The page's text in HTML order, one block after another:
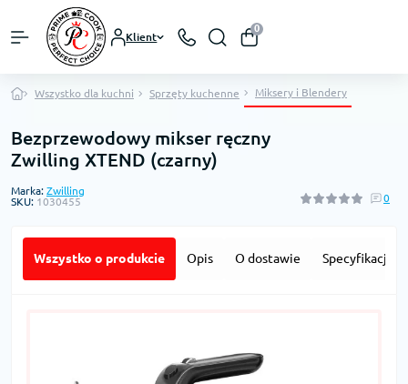
Klient
0
Wszystko dla kuchni Sprzęty kuchenne Miksery i Blendery
Bezprzewodowy mikser ręczny
Zwilling XTEND (czarny)
Marka: Zwilling
SKU: 1030455 0
Wszystko o produkcie Opis O dostawie Specyfikacja